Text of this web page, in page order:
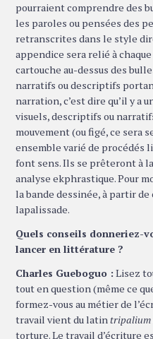
pourraient comprendre des
les paroles ou pensées des
retranscrites dans le style
appendice sera relié à
cartouche au-dessus des
narratifs ou descriptifs
narration, c’est dire qu’il y a
visuels, descriptifs ou
mouvement (ou figé, ce sera
ensemble varié de procédés
font sens. Ils se prêteront à
analyse ekphrastique. Pour
la bande dessinée, à partir de
lapalissade.
Quels conseils donneriez-
lancer en littérature ?
Charles Gueboguo : Lisez
tout en question (même ce
formez-vous au métier de
travail vient du latintripalium
torture. Le travail d’écriture